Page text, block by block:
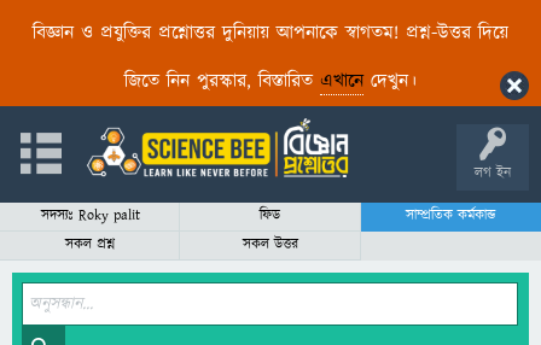
বিজ্ঞান ও প্রযুক্তির প্রশ্নোত্তর দুনিয়ায় আপনাকে স্বাগতম! প্রশ্ন-উত্তর দিয়ে
জিতে নিন পুরস্কার, বিস্তারিত এখানেদেখুন।
লগ ইন
সদস্যঃ Roky palit ফিড
সাম্প্রতিক কর্মকান্ড
সকল প্রশ্ন
সকল উত্তর